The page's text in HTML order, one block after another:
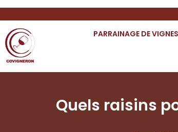
PARRAINAGE DE VIGNES
Quels raisins